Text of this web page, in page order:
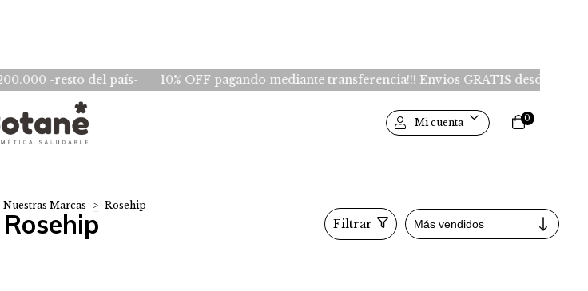
del país- 10% OFF pagando mediante transferencia!!! Envios GRATIS desde $150.000 -
Mi cuenta 0
Nuestras Marcas > Rosehip
Rosehip Filtrar